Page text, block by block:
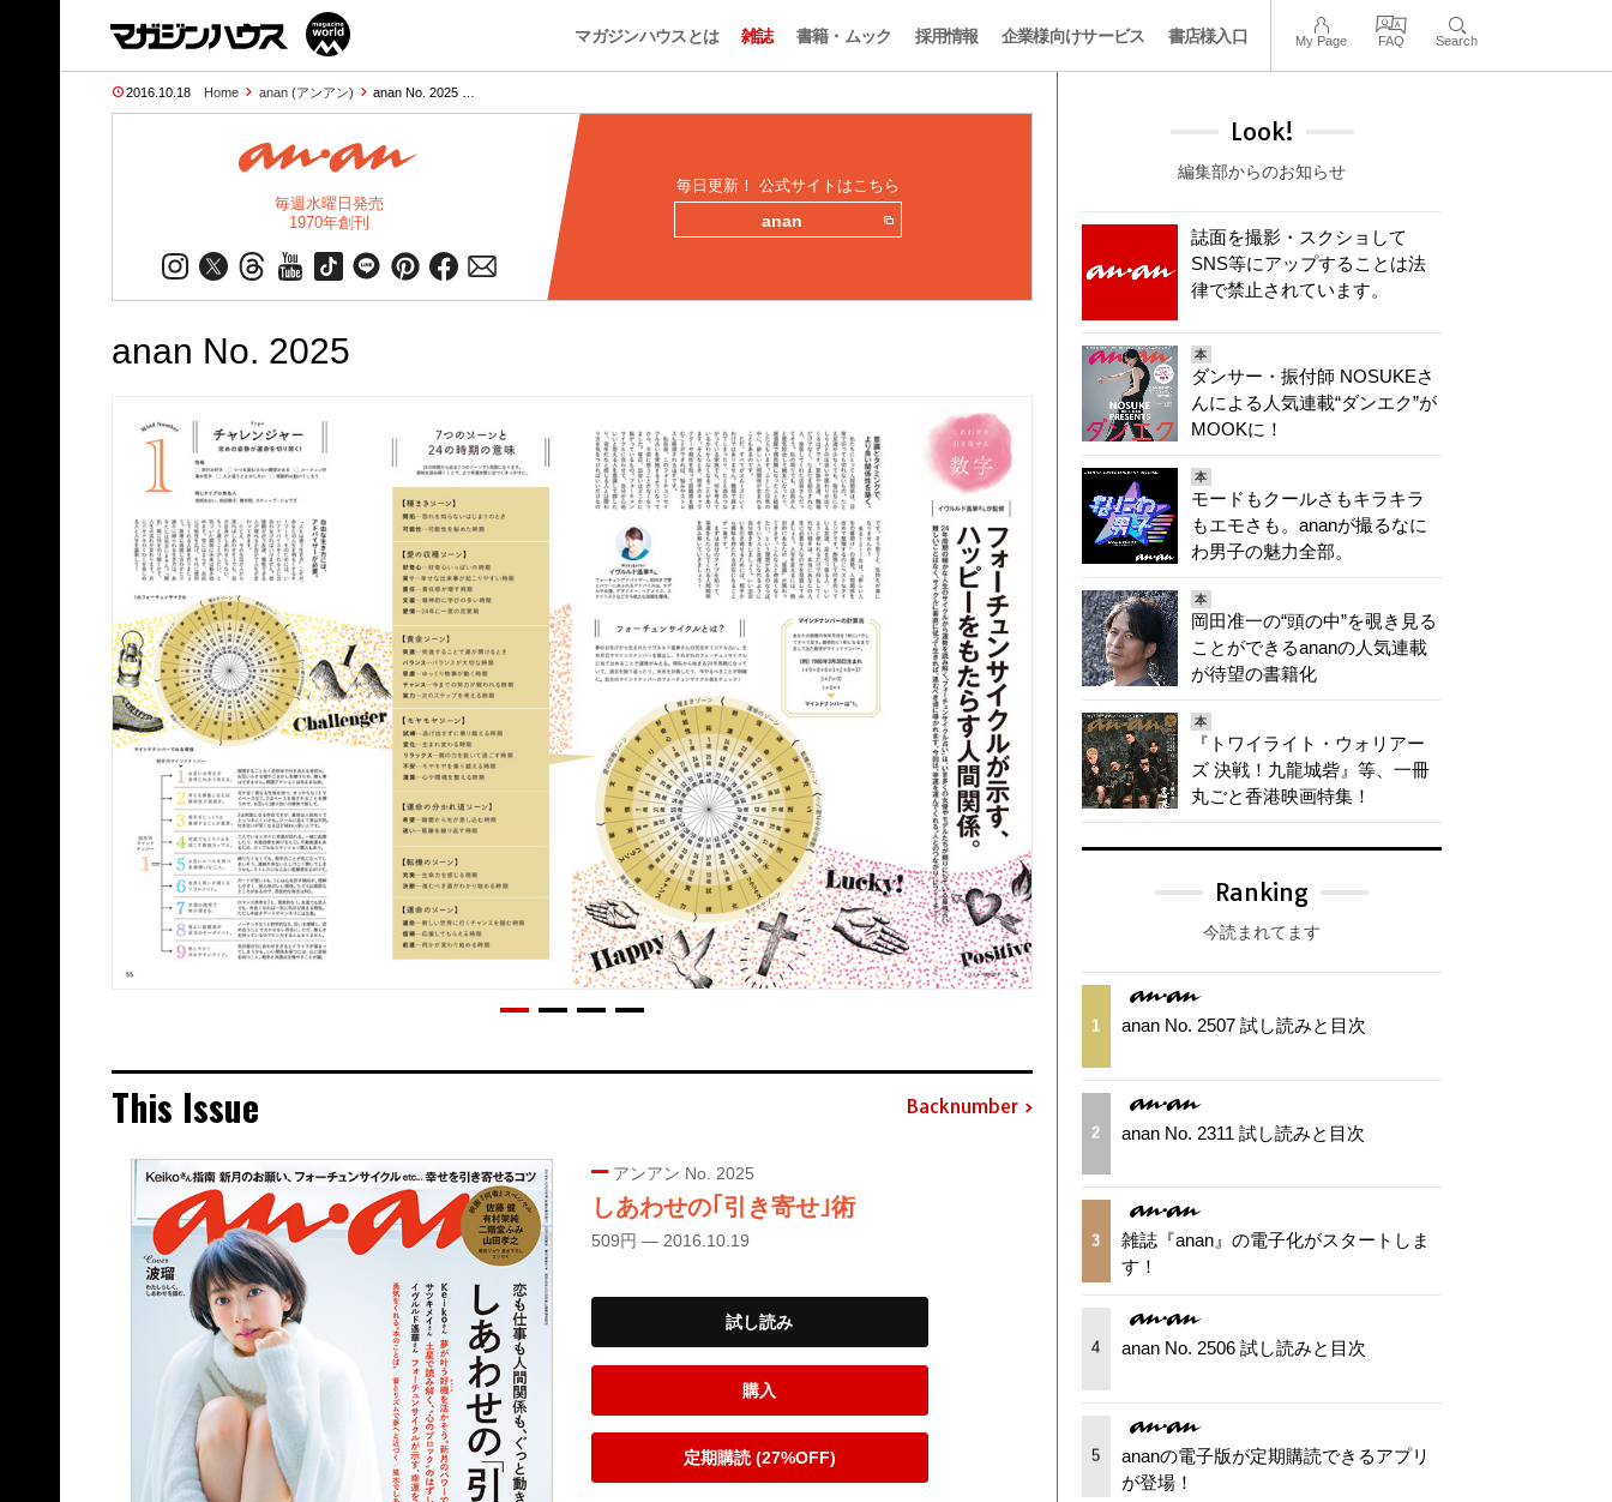
マガジンハウスとは 雑誌 書籍・ムック 採用情報 企業様向けサービス 書店様入口 My Page FAQ Search
2016.10.18 Home anan (アンアン) anan No. 2025 …
毎週水曜日発売
1970年創刊
毎日更新！ 公式サイトはこちら
anan
anan No. 2025
This Issue Backnumber
アンアン No. 2025
しあわせの｢引き寄せ｣術
509円 — 2016.10.19
試し読み
購入
定期購読 (27%OFF)
Look!
編集部からのお知らせ
誌面を撮影・スクショして
SNS等にアップすることは法
律で禁止されています。
本
ダンサー・振付師 NOSUKEさ
んによる人気連載“ダンエク”が
MOOKに！
本
モードもクールさもキラキラ
もエモさも。ananが撮るなに
わ男子の魅力全部。
本
岡田准一の“頭の中”を覗き見る
ことができるananの人気連載
が待望の書籍化
本
『トワイライト・ウォリアー
ズ 決戦！九龍城砦』等、一冊
丸ごと香港映画特集！
Ranking
今読まれてます
1 anan No. 2507 試し読みと目次
2 anan No. 2311 試し読みと目次
3
雑誌『anan』の電子化がスタートしま
す！
4 anan No. 2506 試し読みと目次
5
ananの電子版が定期購読できるアプリ
が登場！